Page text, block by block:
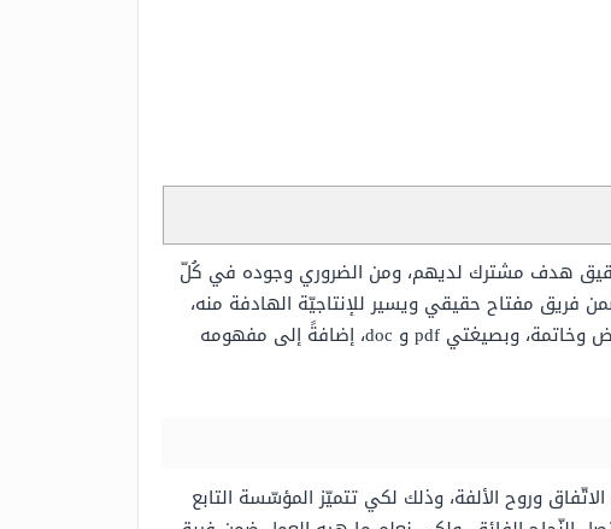
هدف مشترك لديهم، ومن الضروري وجوده في كُلّ
فريق مفتاح حقيقي ويسير للإنتاجيّة الهادفة منه،
مع مقدمة وعرض وخاتمة، وبصيغتي pdf و doc، إضافةً إلى مفهومه
وروح الألفة، وذلك لكي تتميّز المؤسّسة التابع